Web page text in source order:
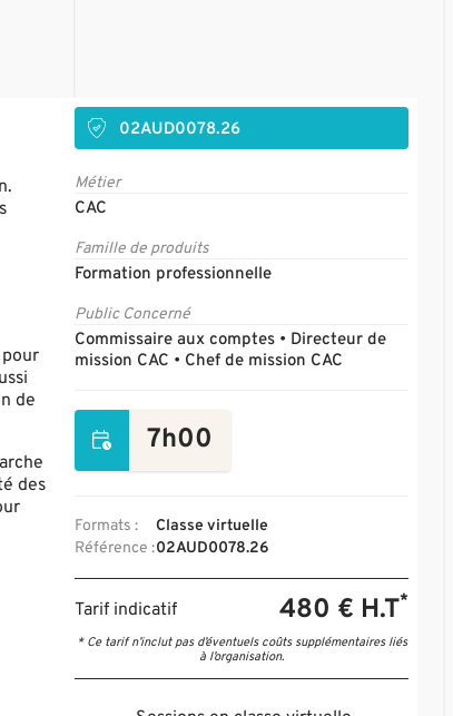
de
des
02AUD0078.26
Métier
CAC
Famille de produits
Formation professionnelle
Public Concerné
Commissaire aux comptes • Directeur de
mission CAC • Chef de mission CAC
7h00
Formats :
Classe virtuelle
Référence :02AUD0078.26
Tarif indicatif 480 € H.T*
* Ce tarif n’inclut pas d’éventuels coûts supplémentaires liés
à l’organisation.